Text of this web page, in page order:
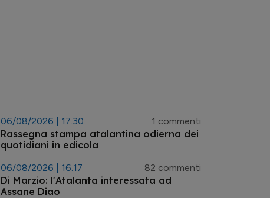
06/08/2026 | 17.30 1 commenti
Rassegna stampa atalantina odierna dei
quotidiani in edicola
06/08/2026 | 16.17 82 commenti
Di Marzio: l'Atalanta interessata ad
Assane Diao